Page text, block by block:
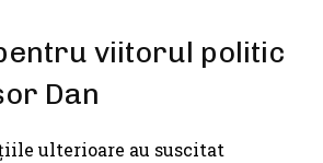
viitorul politic
Dan
ulterioare au suscitat